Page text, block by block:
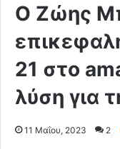
Ο Ζώης
21 στο
λύση για
11 Μαΐου, 2023 2